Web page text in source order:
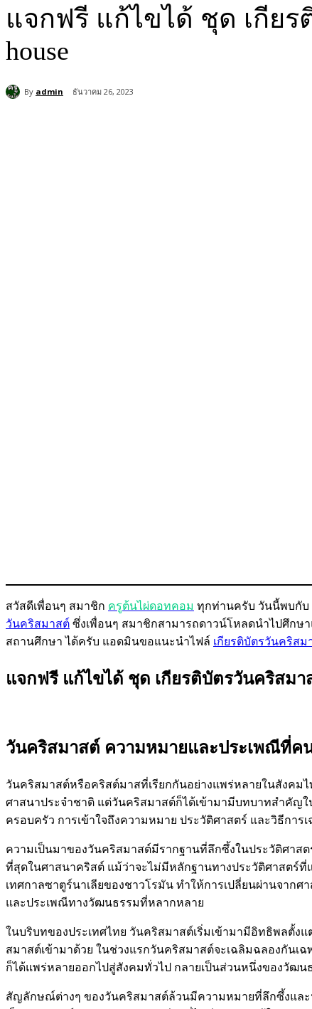
แจกฟรี แก้ไขได้ ชุด เกียร
house
By admin ธันวาคม 26, 2023
สวัสดีเพื่อนๆ สมาชิก ครูต้นไผ่ดอทคอม ทุกท่านครับ วันนี้พบกับ
วันคริสมาสต์ ซึ่งเพื่อนๆ สมาชิกสามารถดาวน์โหลดนำไปศึกษ
สถานศึกษา ได้ครับ แอดมินขอแนะนำไฟล์ เกียรติบัตรวันคริสม
แจกฟรี แก้ไขได้ ชุด เกียรติบัตรวันคริสมา
วันคริสมาสต์ ความหมายและประเพณีที่ค
วันคริสมาสต์หรือคริสต์มาสที่เรียกกันอย่างแพร่หลายในสังคม
ศาสนาประจำชาติ แต่วันคริสมาสต์ก็ได้เข้ามามีบทบาทสำคัญ
ครอบครัว การเข้าใจถึงความหมาย ประวัติศาสตร์ และวิธีกา
ความเป็นมาของวันคริสมาสต์มีรากฐานที่ลึกซึ้งในประวัติศาส
ที่สุดในศาสนาคริสต์ แม้ว่าจะไม่มีหลักฐานทางประวัติศาสตร์
เทศกาลซาตูร์นาเลียของชาวโรมัน ทำให้การเปลี่ยนผ่านจาก
และประเพณีทางวัฒนธรรมที่หลากหลาย
ในบริบทของประเทศไทย วันคริสมาสต์เริ่มเข้ามามีอิทธิพลตั้ง
สมาสต์เข้ามาด้วย ในช่วงแรกวันคริสมาสต์จะเฉลิมฉลองกัน
ก็ได้แพร่หลายออกไปสู่สังคมทั่วไป กลายเป็นส่วนหนึ่งของวัฒ
สัญลักษณ์ต่างๆ ของวันคริสมาสต์ล้วนมีความหมายที่ลึกซึ้งและ